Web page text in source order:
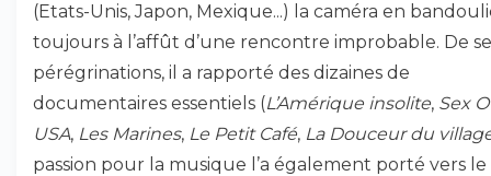
(Etats-Unis, Japon, Mexique...) la caméra en
toujours à l’affût d’une rencontre improbable. De
pérégrinations, il a rapporté des dizaines de
documentaires essentiels (L’Amérique insolite, Sex
USA, Les Marines, Le Petit Café, La Douceur du
passion pour la musique l’a également porté vers le